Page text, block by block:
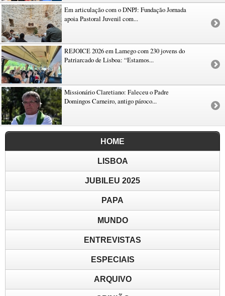
Em articulação com o DNPJ: Fundação Jornada
apoia Pastoral Juvenil com...
REJOICE 2026 em Lamego com 230 jovens do
Patriarcado de Lisboa: “Estamos...
Missionário Claretiano: Faleceu o Padre
Domingos Carneiro, antigo pároco...
HOME
LISBOA
JUBILEU 2025
PAPA
MUNDO
ENTREVISTAS
ESPECIAIS
ARQUIVO